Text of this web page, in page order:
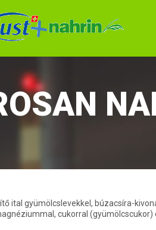
ital gyümölcslevekkel, búzacsíra-
cukorral (gyümölcscukor)